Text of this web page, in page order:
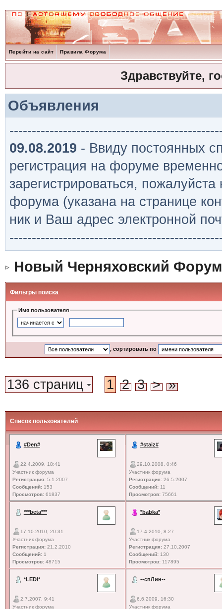
Перейти на сайт Правила Форума
Здравствуйте,
Объявления
09.08.2019 - Ввиду постоянных
регистрация на форуме
зарегистрироваться,
форума (указана на странице
ник и Ваш адрес электронной
Новый Черняховский Форум
Фильтры поиска
Имя пользователя
, сортировать по
136 страниц 1 2 3 > »
Список пользователей
#Den#
22.4.2009, 18:41
Участник форума
Регистрация:5.1.2007
Сообщений:153
Просмотров:61837
#staiz#
29.10.2008, 0:46
Участник форума
Регистрация:26.5.2007
Сообщений:11
Просмотров:75661
***beta***
17.10.2010, 20:31
Участник форума
Регистрация:21.2.2010
Сообщений:1
Просмотров:48715
*babka*
17.4.2010, 8:27
Участник форума
Регистрация:27.10.2007
Сообщений:130
Просмотров:117895
*LEDI*
2.7.2007, 9:41
Участник форума
--спЛин--
6.6.2009, 16:30
Участник форума